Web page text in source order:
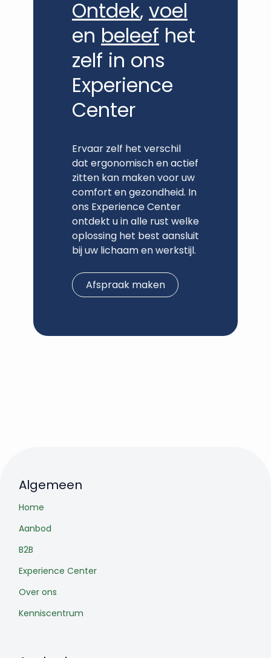
Ontdek, voel
en beleef het
zelf in ons
Experience
Center
Ervaar zelf het verschil
dat ergonomisch en actief
zitten kan maken voor uw
comfort en gezondheid. In
ons Experience Center
ontdekt u in alle rust welke
oplossing het best aansluit
bij uw lichaam en werkstijl.
Afspraak maken
Algemeen
Home
Aanbod
B2B
Experience Center
Over ons
Kenniscentrum